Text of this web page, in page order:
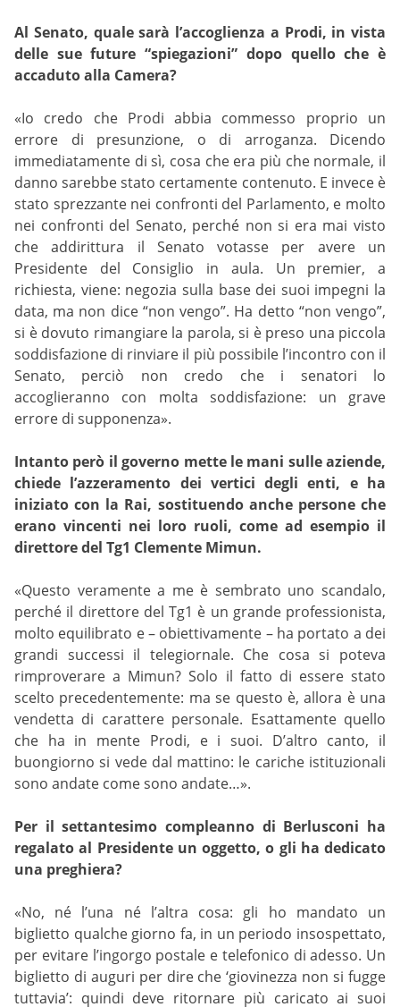
Al Senato, quale sarà l’accoglienza a Prodi, in vista
delle sue future “spiegazioni” dopo quello che è
accaduto alla Camera?
«Io credo che Prodi abbia commesso proprio un
errore di presunzione, o di arroganza. Dicendo
immediatamente di sì, cosa che era più che normale, il
danno sarebbe stato certamente contenuto. E invece è
stato sprezzante nei confronti del Parlamento, e molto
nei confronti del Senato, perché non si era mai visto
che addirittura il Senato votasse per avere un
Presidente del Consiglio in aula. Un premier, a
richiesta, viene: negozia sulla base dei suoi impegni la
data, ma non dice “non vengo”. Ha detto “non vengo”,
si è dovuto rimangiare la parola, si è preso una piccola
soddisfazione di rinviare il più possibile l’incontro con il
Senato, perciò non credo che i senatori lo
accoglieranno con molta soddisfazione: un grave
errore di supponenza».
Intanto però il governo mette le mani sulle aziende,
chiede l’azzeramento dei vertici degli enti, e ha
iniziato con la Rai, sostituendo anche persone che
erano vincenti nei loro ruoli, come ad esempio il
direttore del Tg1 Clemente Mimun.
«Questo veramente a me è sembrato uno scandalo,
perché il direttore del Tg1 è un grande professionista,
molto equilibrato e – obiettivamente – ha portato a dei
grandi successi il telegiornale. Che cosa si poteva
rimproverare a Mimun? Solo il fatto di essere stato
scelto precedentemente: ma se questo è, allora è una
vendetta di carattere personale. Esattamente quello
che ha in mente Prodi, e i suoi. D’altro canto, il
buongiorno si vede dal mattino: le cariche istituzionali
sono andate come sono andate…».
Per il settantesimo compleanno di Berlusconi ha
regalato al Presidente un oggetto, o gli ha dedicato
una preghiera?
«No, né l’una né l’altra cosa: gli ho mandato un
biglietto qualche giorno fa, in un periodo insospettato,
per evitare l’ingorgo postale e telefonico di adesso. Un
biglietto di auguri per dire che ‘giovinezza non si fugge
tuttavia’: quindi deve ritornare più caricato ai suoi